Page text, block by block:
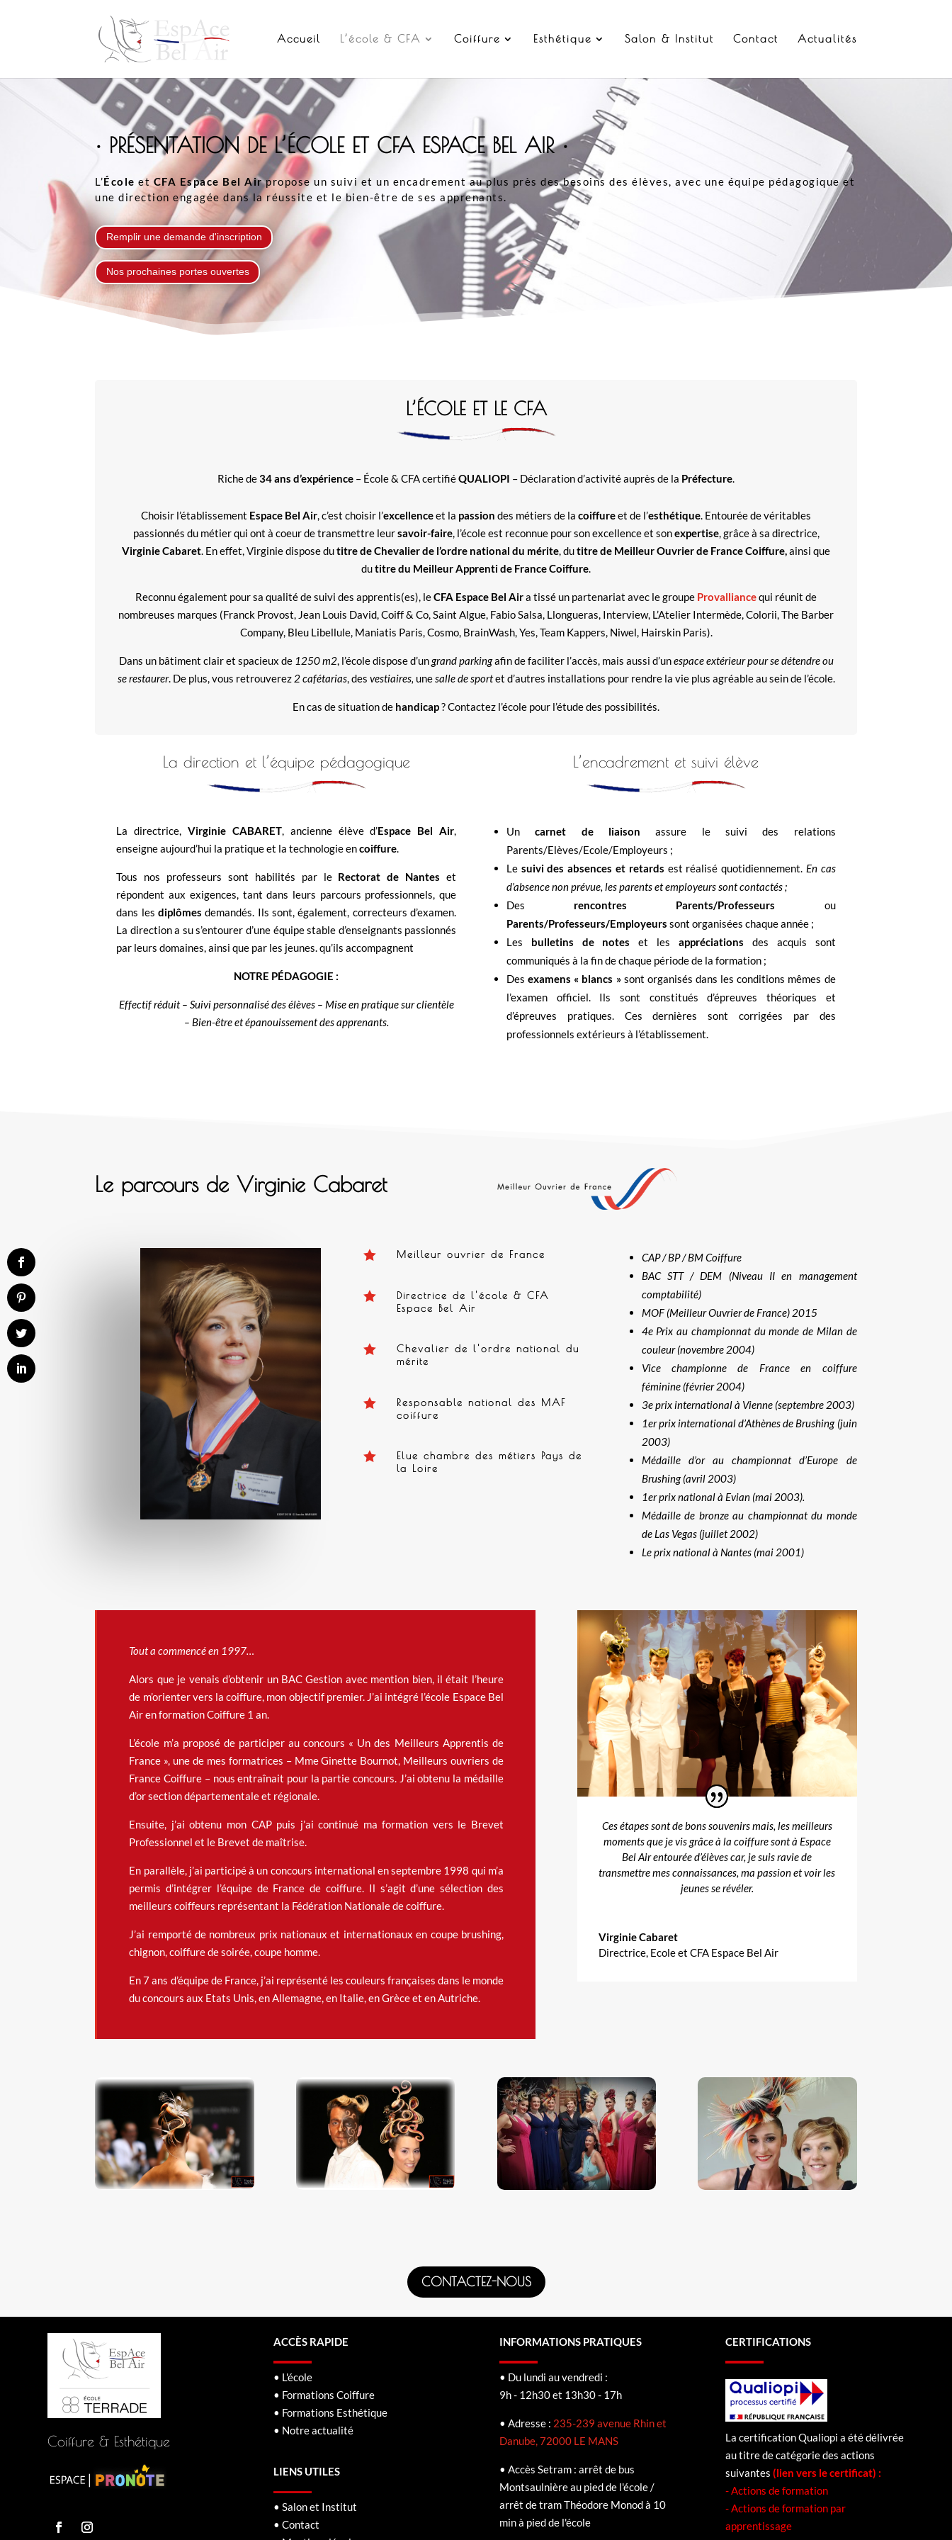
Accueil L’école & CFA Coiffure Esthétique Salon & Institut Contact Actualités
• PRÉSENTATION DE L’ÉCOLE ET CFA ESPACE BEL AIR •
L’Écoleet CFA Espace Bel Airpropose un suivi et un encadrement au plus près des besoins des élèves, avec une équipe pédagogique et
une direction engagée dans la réussite et le bien-être de ses apprenants.
Remplir une demande d'inscription
Nos prochaines portes ouvertes
L’ÉCOLE ET LE CFA
Riche de34 ans d’expérience – École & CFA certifiéQUALIOPI – Déclaration d’activité auprès de la Préfecture
Choisir l’établissement Espace Bel Air, c’est choisir l’excellenceet la passion des métiers de la coiffureet de l’esthétique. Entourée de véritables
passionnés du métier qui ont à coeur de transmettre leursavoir-faire, l’école est reconnue pour son excellence et sonexpertise, grâce à sa directrice,
Virginie Cabaret. En effet, Virginie dispose dutitre de Chevalier de l’ordre national du mérite, dutitre de Meilleur Ouvrier de France Coiffure,ainsi que
dutitre du Meilleur Apprenti de France Coiffure.
Reconnu également pour sa qualité de suivi des apprentis(es), leCFA Espace Bel Aira tissé un partenariat avec le groupe Provalliancequi réunit de
nombreuses marques (Franck Provost, Jean Louis David, Coiff & Co, Saint Algue, Fabio Salsa, Llongueras, Interview, L’Atelier Intermède, Colorii, The Barber
Company, Bleu Libellule, Maniatis Paris, Cosmo, BrainWash, Yes, Team Kappers, Niwel, Hairskin Paris).
Dans un bâtiment clair et spacieux de 1250 m2, l’école dispose d’ungrand parkingafin de faciliter l’accès, mais aussi d’unespace extérieur pour se détendre ou
se restaurer. De plus, vous retrouverez 2 cafétarias, des vestiaires, unesalle de sportet d’autres installations pour rendre la vie plus agréable au sein de l’école.
En cas de situation de handicap? Contactez l’école pour l’étude des possibilités.
La direction et l’équipe pédagogique
La directrice,Virginie CABARET, ancienne élève d’Espace Bel Air,
enseigne aujourd’hui la pratique et la technologie encoiffure.
Tous nos professeurs sont habilités par le Rectorat de Nantes et
répondent aux exigences, tant dans leurs parcours professionnels, que
dans lesdiplômes demandés. Ils sont, également, correcteurs d’examen.
La direction a su s’entourer d’une équipe stable d’enseignants passionnés
par leurs domaines, ainsi que par les jeunes. qu’ils accompagnent
NOTRE PÉDAGOGIE :
Effectif réduit – Suivi personnalisé des élèves – Mise en pratique sur clientèle
– Bien-être et épanouissement des apprenants.
L’encadrement et suivi élève
Uncarnet de liaison assure le suivi des relations
Parents/Elèves/Ecole/Employeurs ;
Lesuivi des absences et retards est réalisé quotidiennement. En cas
d’absence non prévue, les parents et employeurs sont contactés ;
Des rencontres Parents/Professeurs ou
Parents/Professeurs/Employeurs sont organisées chaque année ;
Les bulletins de notes et lesappréciations des acquis sont
communiqués à la fin de chaque période de la formation ;
Desexamens « blancs »sont organisés dans les conditions mêmes de
l’examen officiel. Ils sont constitués d’épreuves théoriques et
d’épreuves pratiques. Ces dernières sont corrigées par des
professionnels extérieurs à l’établissement.
Le parcours de Virginie Cabaret
 Meilleur ouvrier de France

Directrice de l'école & CFA
Espace Bel Air

Chevalier de l'ordre national du
mérite

Responsable national des MAF
coiffure

Elue chambre des métiers Pays de
la Loire
CAP / BP / BM Coiffure
BAC STT / DEM (Niveau II en management
comptabilité)
MOF (Meilleur Ouvrier de France) 2015
4e Prix au championnat du monde de Milan de
couleur (novembre 2004)
Vice championne de France en coiffure
féminine (février 2004)
3e prix international à Vienne (septembre 2003)
1er prix international d’Athènes de Brushing (juin
2003)
Médaille d’or au championnat d’Europe de
Brushing (avril 2003)
1er prix national à Evian (mai 2003).
Médaille de bronze au championnat du monde
de Las Vegas (juillet 2002)
Le prix national à Nantes (mai 2001)
Tout a commencé en 1997…
Alors que je venais d’obtenir un BAC Gestion avec mention bien, il était l’heure
de m’orienter vers la coiffure, mon objectif premier. J’ai intégré l’école Espace Bel
Air en formation Coiffure 1 an.
L’école m’a proposé de participer au concours « Un des Meilleurs Apprentis de
France », une de mes formatrices – Mme Ginette Bournot, Meilleurs ouvriers de
France Coiffure – nous entraînait pour la partie concours. J’ai obtenu la médaille
d’or section départementale et régionale.
Ensuite, j’ai obtenu mon CAP puis j’ai continué ma formation vers le Brevet
Professionnel et le Brevet de maîtrise.
En parallèle, j’ai participé à un concours international en septembre 1998 qui m’a
permis d’intégrer l’équipe de France de coiffure. Il s’agit d’une sélection des
meilleurs coiffeurs représentant la Fédération Nationale de coiffure.
J’ai remporté de nombreux prix nationaux et internationaux en coupe brushing,
chignon, coiffure de soirée, coupe homme.
En 7 ans d’équipe de France, j’ai représenté les couleurs françaises dans le monde
du concours aux Etats Unis, en Allemagne, en Italie, en Grèce et en Autriche.
Ces étapes sont de bons souvenirs mais, les meilleurs
moments que je vis grâce à la coiffure sont à Espace
Bel Air entourée d’élèves car, je suis ravie de
transmettre mes connaissances, ma passion et voir les
jeunes se révéler.
Virginie Cabaret
Directrice, Ecole et CFA Espace Bel Air
CONTACTEZ-NOUS
Coiffure & Esthétique
ACCÈS RAPIDE
• L'école
• Formations Coiffure
• Formations Esthétique
• Notre actualité
LIENS UTILES
• Salon et Institut
• Contact
INFORMATIONS PRATIQUES
• Du lundi au vendredi :
9h - 12h30 et 13h30 - 17h
• Adresse : 235-239 avenue Rhin et
Danube, 72000 LE MANS
• Accès Setram : arrêt de bus
Montsaulnière au pied de l'école /
arrêt de tram Théodore Monod à 10
min à pied de l'école
CERTIFICATIONS
La certification Qualiopi a été délivrée
au titre de catégorie des actions
suivantes (lien vers le certificat) :
- Actions de formation
- Actions de formation par
apprentissage